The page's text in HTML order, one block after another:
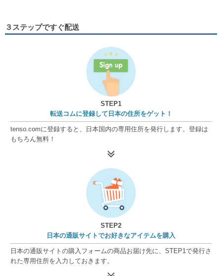
３ステップですぐ配送
STEP1
転送コムに登録して日本の住所をゲット！
tenso.comに登録すると、日本国内の専用住所を発行します。登録は
もちろん無料！
STEP2
日本の通販サイトでお好きなアイテムを購入
日本の通販サイトの購入フォームの商品お届け先に、STEP1で発行さ
れた専用住所を入力しておきます。